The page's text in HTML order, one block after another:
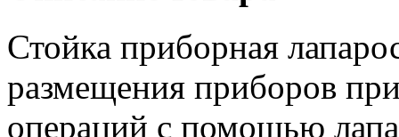
Стойка приборная
размещения приборов
операций с помощью